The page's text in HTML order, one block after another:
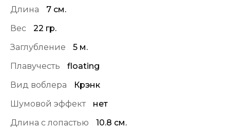
Длина
7 см.
Вес
22 гр.
Заглубление
5 м.
Плавучесть
floating
Вид воблера
Крэнк
Шумовой эффект
нет
Длина с лопастью
10.8 см.